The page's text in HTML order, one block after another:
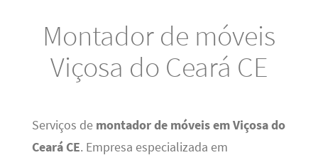
Montador de móveis
Viçosa do Ceará CE
Serviços de montador de móveis em Viçosa do
Ceará CE. Empresa especializada em